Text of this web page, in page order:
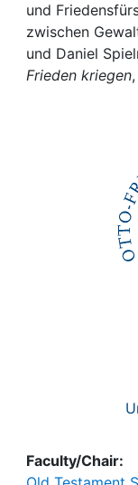
My FIS
Help
und
zwischen
und Daniel
Frieden kriegen
Faculty/Chair: